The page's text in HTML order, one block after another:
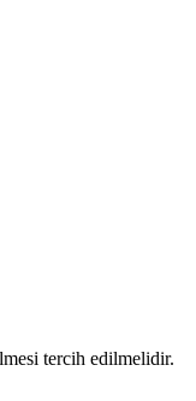
tercih edilmelidir.